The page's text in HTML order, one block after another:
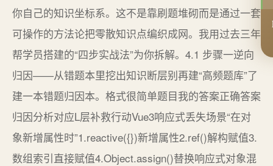
你自己的知识坐标系。这不是靠刷题堆砌而是通过一套
可操作的方法论把零散知识点编织成网。我用过去三年
帮学员搭建的“四步实战法”为你拆解。4.1 步骤一逆向
归因——从错题本里挖出知识断层别再建“高频题库”了
建一本错题归因本。格式很简单题目我的答案正确答案
归因分析对应L层补救行动Vue3响应式丢失场景“在对
象新增属性时”1.reactive({})新增属性2.ref()解构赋值3.
数组索引直接赋值4.Object.assign()替换响应式对象混